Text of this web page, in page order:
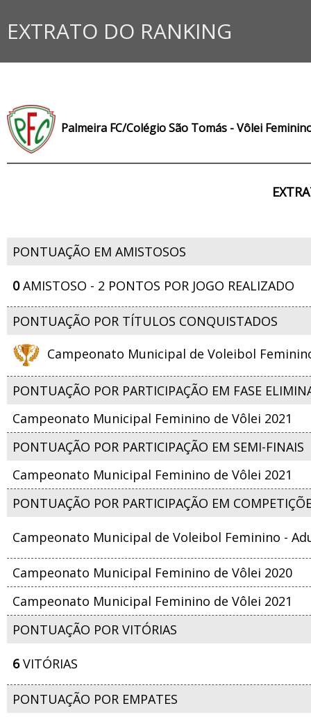
EXTRATO DO RANKING
Palmeira FC/Colégio São Tomás - Vôlei
PONTUAÇÃO EM AMISTOSOS
0AMISTOSO - 2 PONTOS POR JOGO REALIZADO
PONTUAÇÃO POR TÍTULOS CONQUISTADOS
Campeonato Municipal de Voleibol
PONTUAÇÃO POR PARTICIPAÇÃO EM FASE
Campeonato Municipal Feminino de Vôlei 2021
PONTUAÇÃO POR PARTICIPAÇÃO EM SEMI-FINAIS
Campeonato Municipal Feminino de Vôlei 2021
PONTUAÇÃO POR PARTICIPAÇÃO EM
Campeonato Municipal de Voleibol Feminino -
Campeonato Municipal Feminino de Vôlei 2020
Campeonato Municipal Feminino de Vôlei 2021
PONTUAÇÃO POR VITÓRIAS
6VITÓRIAS
PONTUAÇÃO POR EMPATES